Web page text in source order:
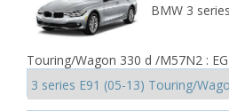
BMW 3
Touring/Wagon 330 d /M57N2 :